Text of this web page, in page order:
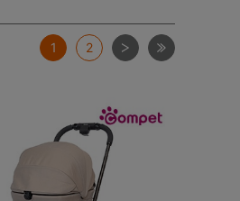
1 2 次 最後